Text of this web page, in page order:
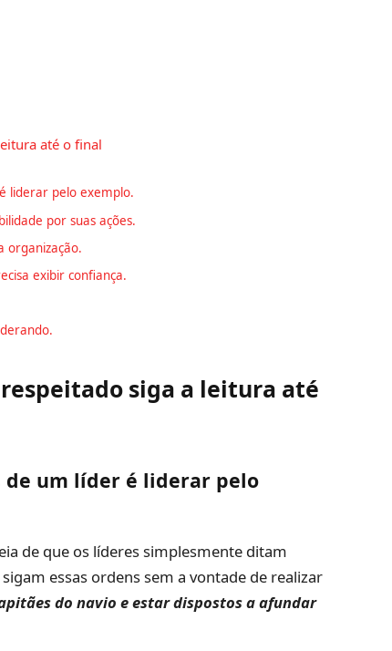
até o final
liderar pelo exemplo.
por suas ações.
organização.
exibir confiança.
siga a leitura até
um líder é liderar pelo
de que os líderes simplesmente ditam
essas ordens sem a vontade de realizar
do navio e estar dispostos a afundar